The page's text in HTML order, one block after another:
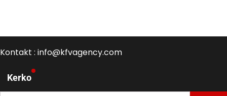
Kontakt : info@kfvagency.com
Kerko